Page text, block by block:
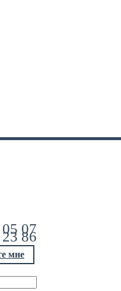
07
86
мне